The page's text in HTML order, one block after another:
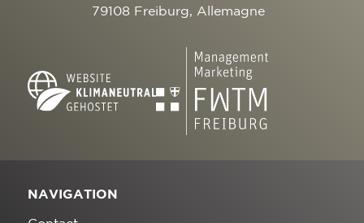
79108 Freiburg, Allemagne
NAVIGATION